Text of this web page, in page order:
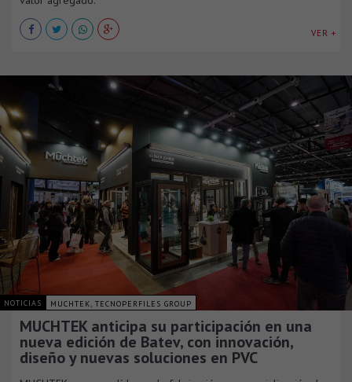
VER +
NOTICIAS MUCHTEK, TECNOPERFILES GROUP
MUCHTEK anticipa su participación en una
nueva edición de Batev, con innovación,
diseño y nuevas soluciones en PVC